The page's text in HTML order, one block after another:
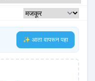
✨ आता वापरून पहा